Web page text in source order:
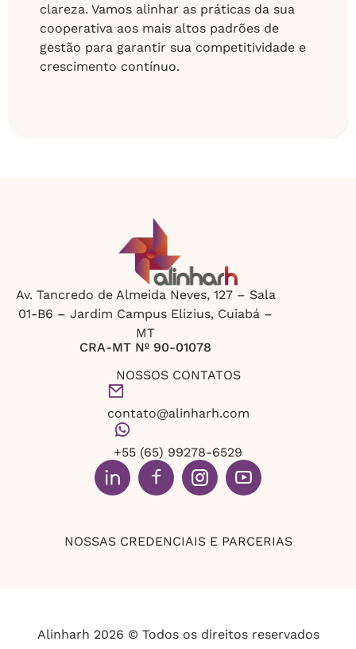
clareza. Vamos alinhar as práticas da sua
cooperativa aos mais altos padrões de
gestão para garantir sua competitividade e
crescimento contínuo.
Av. Tancredo de Almeida Neves, 127 – Sala
01-B6 – Jardim Campus Elizius, Cuiabá –
MT
CRA-MT Nº 90-01078
NOSSOS CONTATOS
contato@alinharh.com
+55 (65) 99278-6529
NOSSAS CREDENCIAIS E PARCERIAS
Alinharh 2026 © Todos os direitos reservados